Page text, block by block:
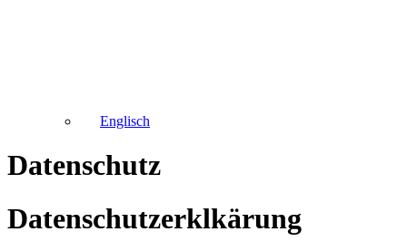
Englisch
Datenschutz
Datenschutzerklkärung